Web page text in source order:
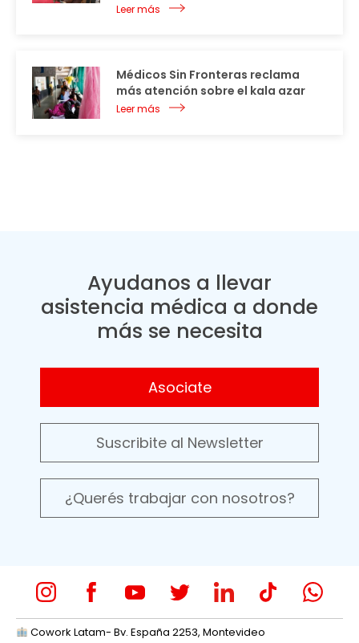
Leer más
Médicos Sin Fronteras reclama
más atención sobre el kala azar
Leer más
Ayudanos a llevar
asistencia médica a donde
más se necesita
Asociate
Suscribite al Newsletter
¿Querés trabajar con nosotros?
Cowork Latam- Bv. España 2253, Montevideo